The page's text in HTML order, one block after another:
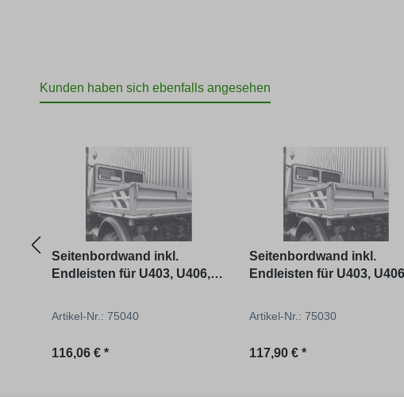
Kunden haben sich ebenfalls angesehen
Seitenbordwand inkl.
Endleisten für U403, U406,
Artikel-Nr.: 75040
Regulärer Preis:
116,06 € *
Seitenbordwand inkl.
Endleisten für U403,
Artikel-Nr.: 75030
Regulärer Preis:
117,90 € *